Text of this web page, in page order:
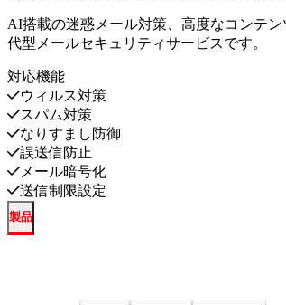
AI搭載の迷惑メール対策、高度なコンテ
代型メールセキュリティサービスです。
対応機能
ウィルス対策
スパム対策
なりすまし防御
誤送信防止
メール暗号化
送信制限設定
製品